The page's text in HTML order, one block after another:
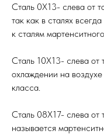
Сталь 0Х13- слева от
так как в сталях
к сталям
Сталь 10Х13- слева от
охлаждении на
класса.
Сталь 08Х17- слева от
называется